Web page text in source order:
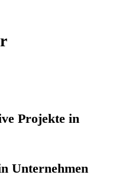
Projekte in
Unternehmen